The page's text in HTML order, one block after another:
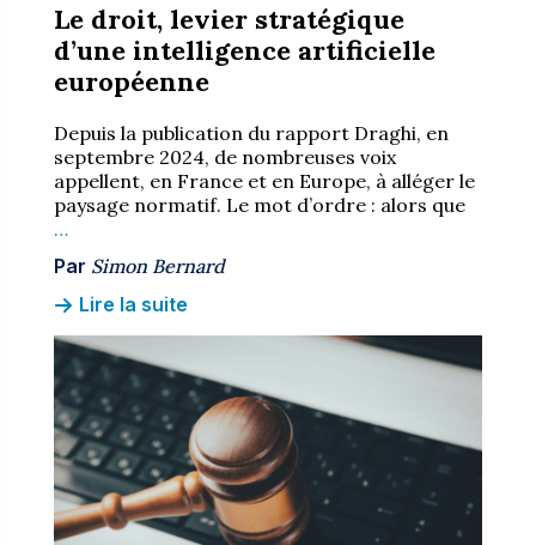
Le droit, levier stratégique
d’une intelligence artificielle
européenne
Depuis la publication du rapport Draghi, en
septembre 2024, de nombreuses voix
appellent, en France et en Europe, à alléger le
paysage normatif. Le mot d’ordre : alors que
…
Par Simon Bernard
Lire la suite